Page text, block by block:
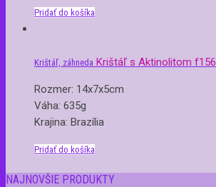
Pridať do košíka
Krištáľ, záhneda Krištáľ s Aktinolitom f156
Rozmer: 14x7x5cm
Váha: 635g
Krajina: Brazília
Pridať do košíka
NAJNOVŠIE PRODUKTY